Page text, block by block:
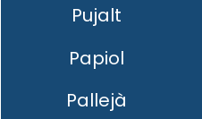
Pujalt
Papiol
Pallejà